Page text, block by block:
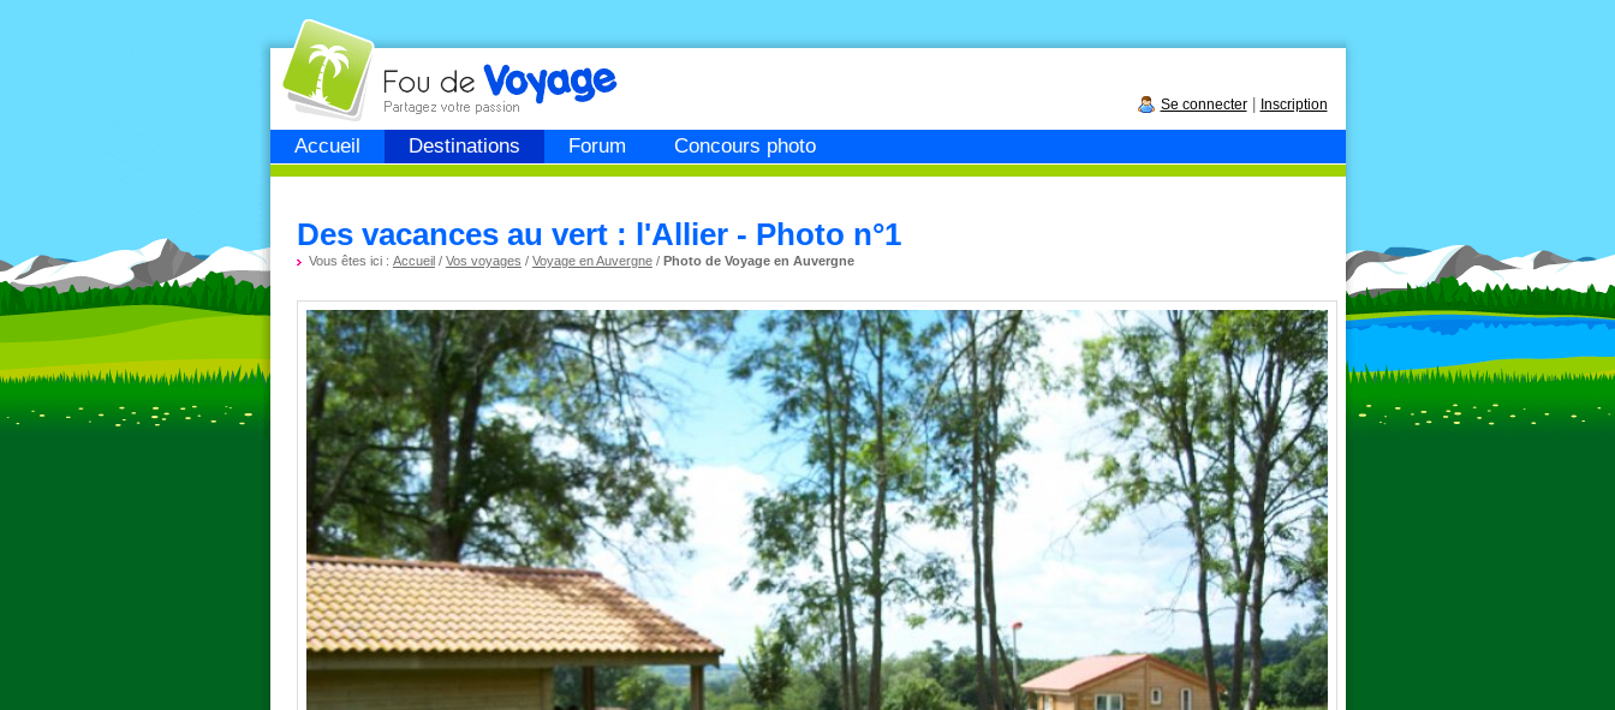
Accueil Destinations Forum Concours photo
Fou devoyage
Se connecter| Inscription
Des vacances au vert : l'Allier - Photo n°1
Vous êtes ici : Accueil/ Vos voyages / Voyage en Auvergne/ Photo de Voyage en Auvergne